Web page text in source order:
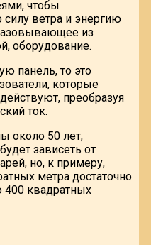
чтобы
ветра и энергию
из
оборудование.
панель, то это
которые
преобразуя
ток.
около 50 лет,
зависеть от
но, к примеру,
метра достаточно
400 квадратных